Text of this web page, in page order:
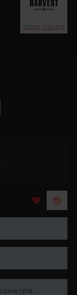
James Harvest